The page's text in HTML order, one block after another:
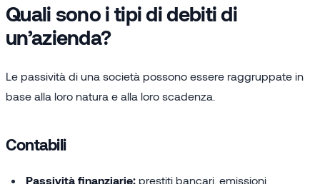
Quali sono i tipi di debiti di
un’azienda?
Le passività di una società possono essere raggruppate in
base alla loro natura e alla loro scadenza.
Contabili
Passività finanziarie: prestiti bancari, emissioni